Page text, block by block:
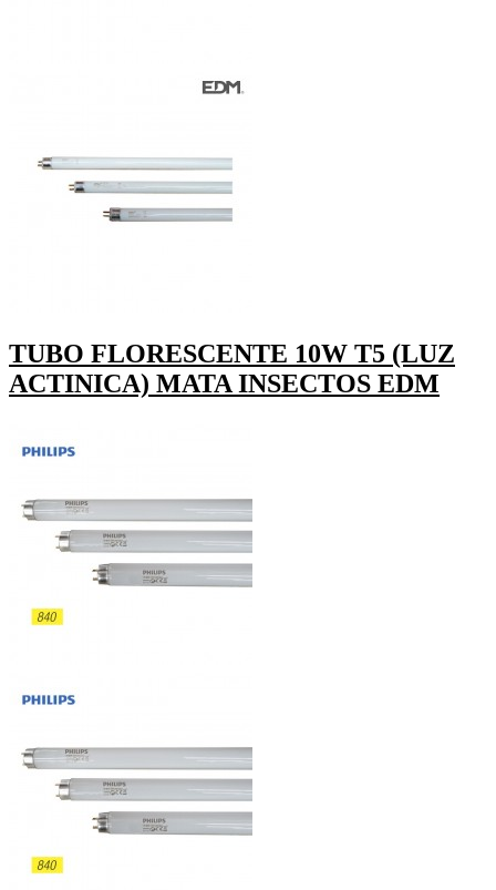
TUBO FLORESCENTE 10W T5 (LUZ
ACTINICA) MATA INSECTOS EDM